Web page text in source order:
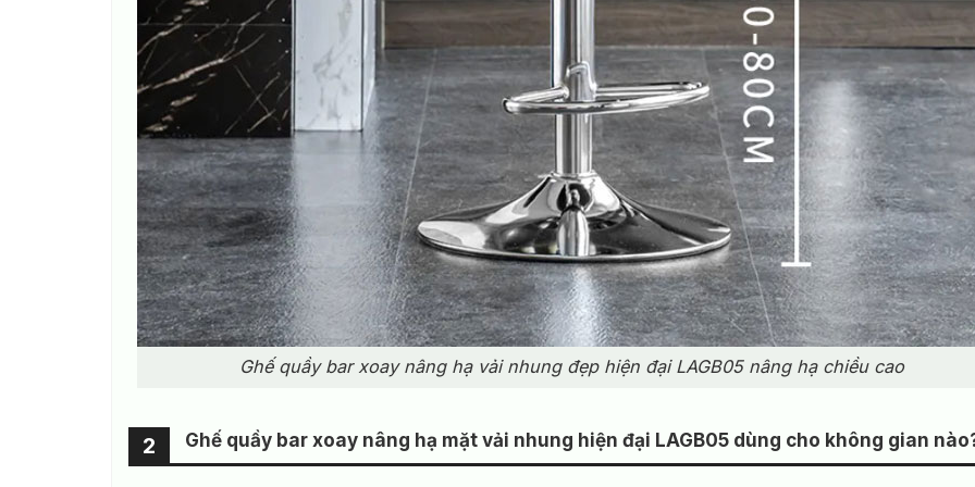
Ghế quầy bar xoay nâng hạ vải nhung đẹp hiện đại LAGB05 nâng hạ chiều cao
Ghế quầy bar xoay nâng hạ mặt vải nhung hiện đại LAGB05 dùng cho không gian
2